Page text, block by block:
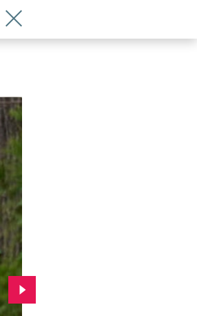
Wróć do artykułu Ogród Japoński już
Przejdź do kolejnego zdjęcia.